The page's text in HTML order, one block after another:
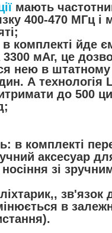
мають
400-470 МГц і
комплекті йде
мАг, це
нею в
А технологія
до 500
в комплекті
аксесуар
зі
зв'язок
в